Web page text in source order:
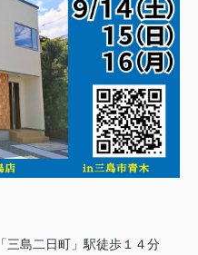
三島二日町」駅徒歩１４分